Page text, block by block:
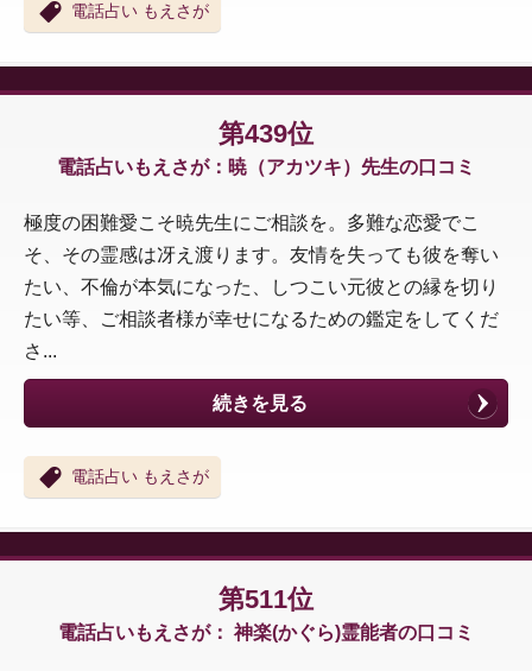
電話占い もえさが
第439位
電話占いもえさが：暁（アカツキ）先生の口コミ
極度の困難愛こそ暁先生にご相談を。多難な恋愛でこ
そ、その霊感は冴え渡ります。友情を失っても彼を奪い
たい、不倫が本気になった、しつこい元彼との縁を切り
たい等、ご相談者様が幸せになるための鑑定をしてくだ
さ...
続きを見る
電話占い もえさが
第511位
電話占いもえさが： 神楽(かぐら)霊能者の口コミ